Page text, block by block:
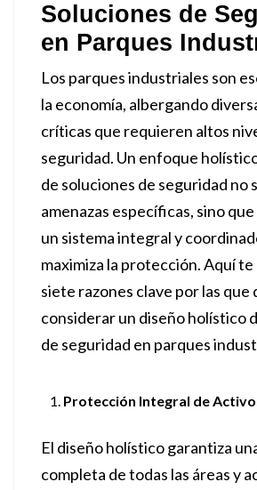
Soluciones de
en Parques
Los parques industriales son
la economía, albergando
críticas que requieren altos
seguridad. Un enfoque
de soluciones de seguridad no
amenazas específicas, sino
un sistema integral y
maximiza la protección. Aquí
siete razones clave por las que
considerar un diseño holístico
de seguridad en parques
Protección Integral de
El diseño holístico garantiza
completa de todas las áreas y